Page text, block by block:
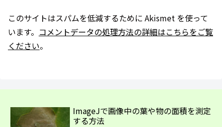
このサイトはスパムを低減するために Akismet を使って
います。 コメントデータの処理方法の詳細はこちらをご覧
ください。
ImageJで画像中の葉や物の面積を測定
する方法